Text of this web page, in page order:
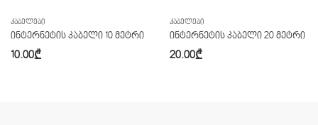
ᲙᲐᲑᲔᲚᲔᲑᲘ
ინტერნეტის კაბელი 10 მეტრი
10.00₾
ᲙᲐᲑᲔᲚᲔᲑᲘ
ინტერნეტის კაბელი 20 მეტრი
20.00₾